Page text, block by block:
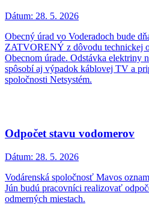
Dátum: 28. 5. 2026
Obecný úrad vo Voderadoch bude
ZATVORENÝ z dôvodu technickej
Obecnom úrade. Odstávka elektriny
spôsobí aj výpadok káblovej TV a
spoločnosti Netsystém.
Odpočet stavu vodomerov
Dátum: 28. 5. 2026
Vodárenská spoločnosť Mavos
Jún budú pracovníci realizovať
odmerných miestach.